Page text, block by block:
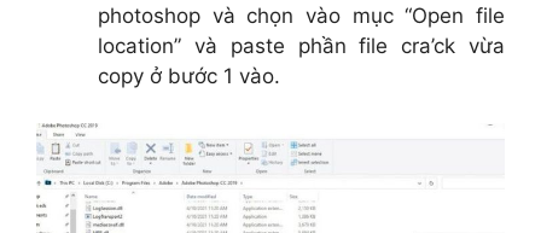
photoshop và chọn vào mục “Open file
location” và paste phần file cra’ck vừa
copy ở bước 1 vào.